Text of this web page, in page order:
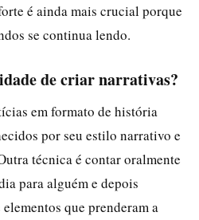
é ainda mais crucial porque
se continua lendo.
de criar narrativas?
em formato de história
por seu estilo narrativo e
técnica é contar oralmente
para alguém e depois
que prenderam a